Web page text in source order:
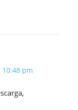
10:48 pm